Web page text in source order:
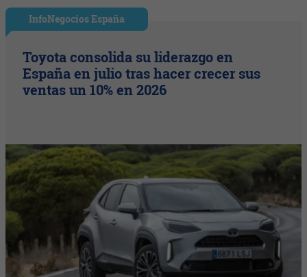
InfoNegocios España
Toyota consolida su liderazgo en
España en julio tras hacer crecer sus
ventas un 10% en 2026